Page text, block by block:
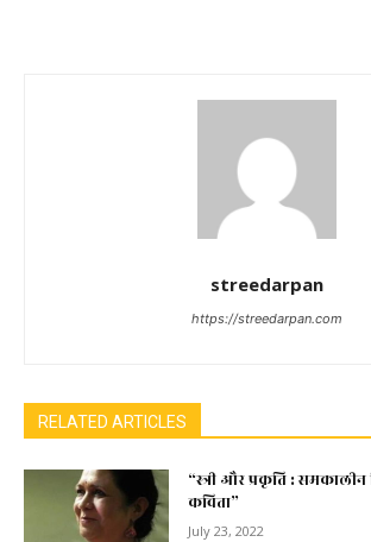
streedarpan
https://streedarpan.com
RELATED ARTICLES
“स्त्री और प्रकृति : समकालीन
कविता”
July 23, 2022